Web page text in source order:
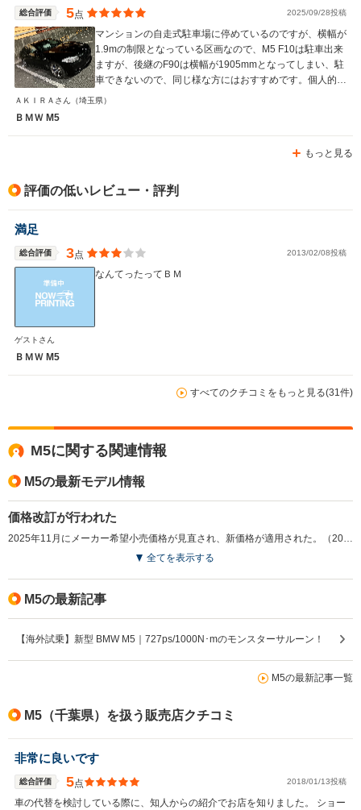
総合評価 5点 2025/09/28投稿
マンションの自走式駐車場に停めているのですが、横幅が
1.9mの制限となっている区画なので、M5 F10は駐車出来
ますが、後継のF90は横幅が1905mmとなってしまい、駐
車できないので、同じ様な方にはおすすめです。個人的に
は4WDの方が好きなのでF90の方が良いのですが、駐車場
トルクを感じれるので、多少の不満は吹き飛びます。
ＡＫＩＲＡさん （埼玉県）
ＢＭＷ M5
もっと見る
評価の低いレビュー・評判
満足
総合評価 3点 2013/02/08投稿
なんてったってＢＭ
ゲストさん
ＢＭＷ M5
すべてのクチコミをもっと見る(31件)
M5に関する関連情報
M5の最新モデル情報
価格改訂が行われた
2025年11月にメーカー希望小売価格が見直され、新価格が適用された。（2025.11）
全てを表示する
M5の最新記事
【海外試乗】新型 BMW M5｜727ps/1000N･mのモンスターサルーン！
M5の最新記事一覧
M5（千葉県）を扱う販売店クチコミ
非常に良いです
総合評価 5点 2018/01/13投稿
車の代替を検討している際に、知人からの紹介でお店を知りました。 ショー